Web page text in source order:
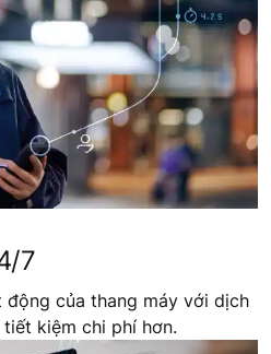
7
của thang máy với dịch
kiệm chi phí hơn.